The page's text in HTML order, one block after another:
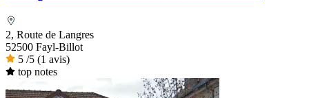
2, Route de Langres
52500 Fayl-Billot
5 /5 (1 avis)
top notes